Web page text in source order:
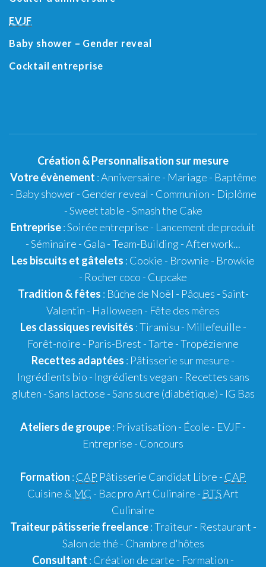
EVJF
Baby shower – Gender reveal
Cocktail entreprise
Création &Personnalisation sur mesure
Votre évènement :Anniversaire - Mariage - Baptême
- Baby shower- Gender reveal - Communion - Diplôme
-Sweet table -Smash the Cake
Entreprise: Soirée entreprise - Lancement de produit
- Séminaire - Gala - Team-Building - Afterwork...
Les biscuits et gâtelets : Cookie - Brownie - Browkie
- Rocher coco - Cupcake
Tradition & fêtes : Bûche de Noël - Pâques -Saint-
Valentin - Halloween - Fête des mères
Les classiques revisités :Tiramisu - Millefeuille -
Forêt-noire - Paris-Brest - Tarte -Tropézienne
Recettes adaptées : Pâtisserie sur mesure -
Ingrédients bio - Ingrédients vegan - Recettes sans
gluten - Sans lactose - Sans sucre (diabétique) - IG Bas
Ateliers de groupe: Privatisation - École - EVJF-
Entreprise - Concours
Formation : CAP Pâtisserie Candidat Libre - CAP
Cuisine & MC - Bac pro Art Culinaire - BTSArt
Culinaire
Traiteur pâtisseriefreelance:Traiteur- Restaurant -
Salon de thé - Chambre d'hôtes
Consultant : Création de carte - Formation -